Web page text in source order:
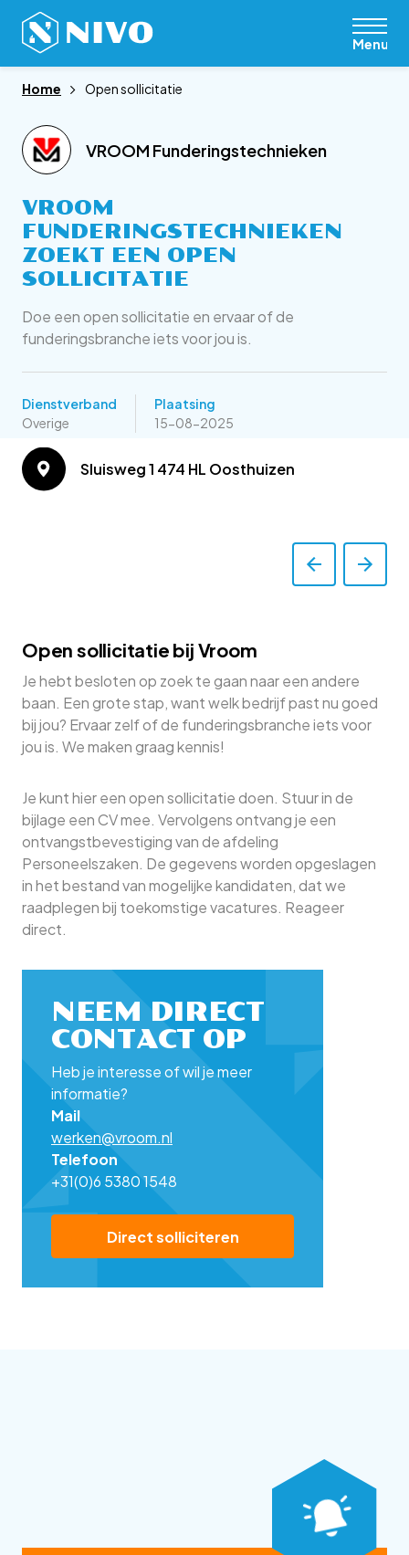
Menu
Home Open sollicitatie
VROOM Funderingstechnieken
VROOM
FUNDERINGSTECHNIEKEN
ZOEKT EEN OPEN
SOLLICITATIE
Doe een open sollicitatie en ervaar of de
funderingsbranche iets voor jou is.
Dienstverband
Overige
Plaatsing
15-08-2025
Sluisweg 1 474 HL Oosthuizen
Open sollicitatie bij Vroom
Je hebt besloten op zoek te gaan naar een andere
baan. Een grote stap, want welk bedrijf past nu goed
bij jou? Ervaar zelf of de funderingsbranche iets voor
jou is. We maken graag kennis!
Je kunt hier een open sollicitatie doen. Stuur in de
bijlage een CV mee. Vervolgens ontvang je een
ontvangstbevestiging van de afdeling
Personeelszaken. De gegevens worden opgeslagen
in het bestand van mogelijke kandidaten, dat we
raadplegen bij toekomstige vacatures. Reageer
direct.
NEEM DIRECT
CONTACT OP
Heb je interesse of wil je meer
informatie?
Mail
werken@vroom.nl
Telefoon
+31(0)6 5380 1548
Direct solliciteren